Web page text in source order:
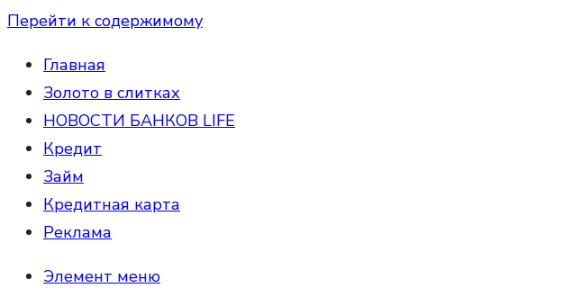
Перейти к содержимому
Главная
Золото в слитках
НОВОСТИ БАНКОВ LIFE
Кредит
Займ
Кредитная карта
Реклама
Элемент меню